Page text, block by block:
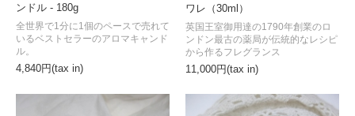
ンドル - 180g
4,840円(tax in)
全世界で1分に1個のペースで売れて
いるベストセラーのアロマキャンド
ル。
ワレ（30ml）
11,000円(tax in)
英国王室御用達の1790年創業のロ
ンドン最古の薬局が伝統的なレシピ
から作るフレグランス